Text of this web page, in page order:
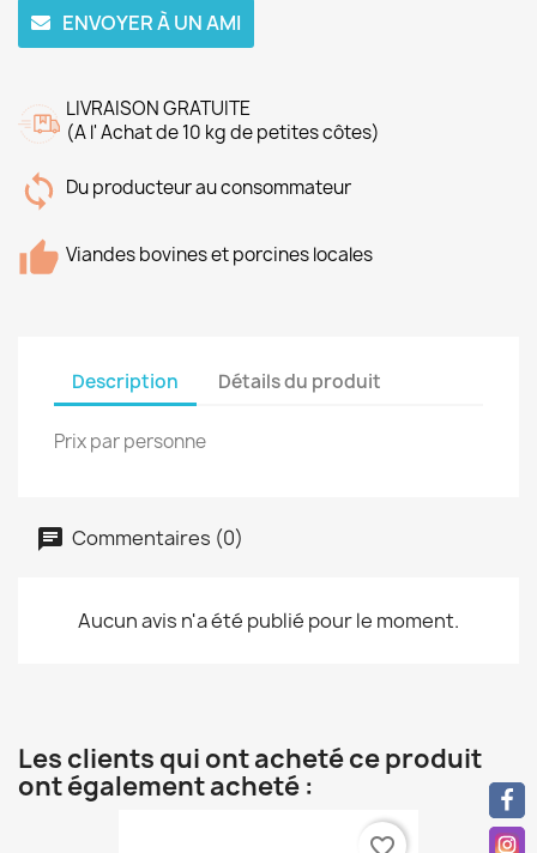
ENVOYER À UN AMI
LIVRAISON GRATUITE
(A l' Achat de 10 kg de petites côtes)
Du producteur au consommateur
Viandes bovines et porcines locales
Description Détails du produit
Prix par personne
Commentaires (0)
Aucun avis n'a été publié pour le moment.
Les clients qui ont acheté ce produit
ont également acheté :
favorite_border